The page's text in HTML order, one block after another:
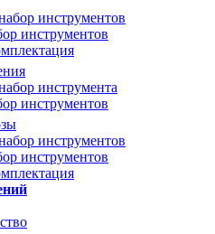
инструментов
инструментов
инструмента
инструментов
инструментов
инструментов